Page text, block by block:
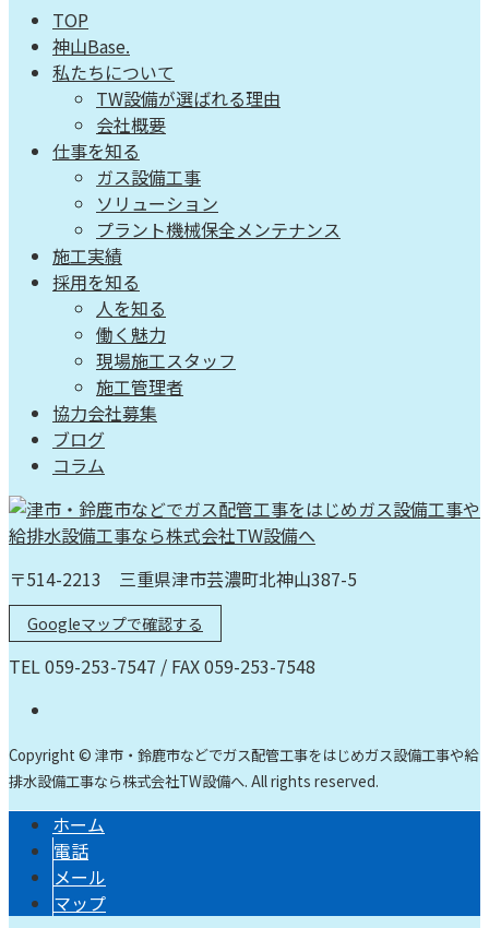
TOP
神山Base.
私たちについて
TW設備が選ばれる理由
会社概要
仕事を知る
ガス設備工事
ソリューション
プラント機械保全メンテナンス
施工実績
採用を知る
人を知る
働く魅力
現場施工スタッフ
施工管理者
協力会社募集
ブログ
コラム
〒514-2213 三重県津市芸濃町北神山387-5
Googleマップで確認する
TEL 059-253-7547 / FAX 059-253-7548
Copyright © 津市・鈴鹿市などでガス配管工事をはじめガス設備工事や給
排水設備工事なら株式会社TW設備へ. All rights reserved.
ホーム
電話
メール
マップ